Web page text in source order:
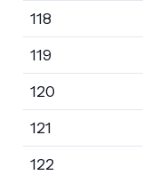
118
119
120
121
122